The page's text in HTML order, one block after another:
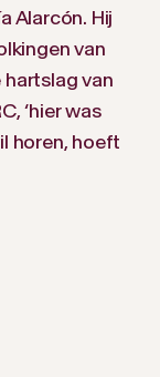
Alarcón. Hij
van
hartslag van
‘hier was
horen, hoeft